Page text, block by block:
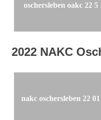
oschersleben oakc 22 5
2022 NAKC
nakc oschersleben 22 01